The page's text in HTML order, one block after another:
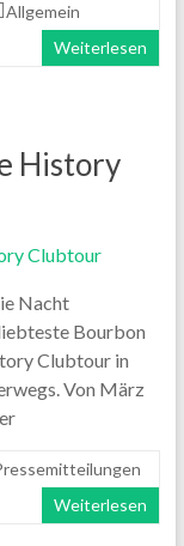
Allgemein
Weiterlesen
History
Nacht
Bourbon
Clubtour in
Von März
Weiterlesen